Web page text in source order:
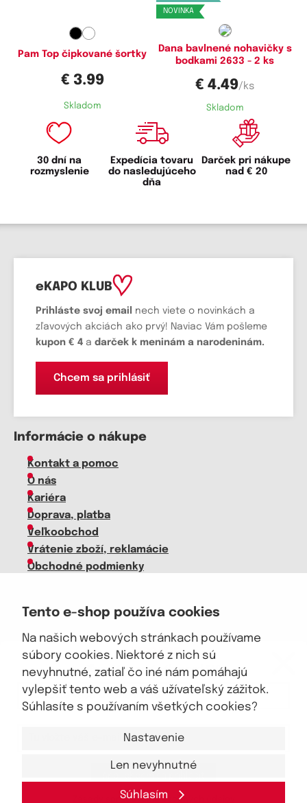
Tento e-shop používa cookies
Na našich webových stránkach používame
súbory cookies. Niektoré z nich sú
nevyhnutné, zatiaľ čo iné nám pomáhajú
vylepšiť tento web a váš užívateľský zážitok.
Súhlasíte s používaním všetkých cookies?
Nastavenie
Len nevyhnutné
Súhlasím
Pam Top čipkované šortky
€ 3.99
Skladom
NOVINKA
Dana bavlnené nohavičky s
bodkami 2633 - 2 ks
€ 4.49/ks
Skladom
30 dní na
rozmyslenie
Expedícia tovaru
do nasledujúceho
dňa
Darček pri nákupe
nad € 20
eKAPO KLUB
Prihláste svoj email
nech viete o novinkách a
zľavových akciách ako prvý! Naviac Vám pošleme
kupon € 4 a darček k meninám a narodeninám.
Chcem sa prihlásiť
Informácie o nákupe
Kontakt a pomoc
O nás
Kariéra
Doprava, platba
Veľkoobchod
Vrátenie zboží, reklamácie
Obchodné podmienky
Staňte sa našim fanúšikom
Sme dôveryhodný obchod
Obchodné podmienky GDPR Mapa stránok
eKAPO KLUB
Zľava €4 na prvý nákup nad €40
Zásady spracovania osobných údajov